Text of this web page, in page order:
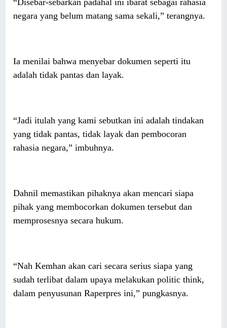
“Disebar-sebarkan padahal ini ibarat sebagai rahasia
negara yang belum matang sama sekali,” terangnya.
Ia menilai bahwa menyebar dokumen seperti itu
adalah tidak pantas dan layak.
“Jadi itulah yang kami sebutkan ini adalah tindakan
yang tidak pantas, tidak layak dan pembocoran
rahasia negara,” imbuhnya.
Dahnil memastikan pihaknya akan mencari siapa
pihak yang membocorkan dokumen tersebut dan
memprosesnya secara hukum.
“Nah Kemhan akan cari secara serius siapa yang
sudah terlibat dalam upaya melakukan politic think,
dalam penyusunan Raperpres ini,” pungkasnya.